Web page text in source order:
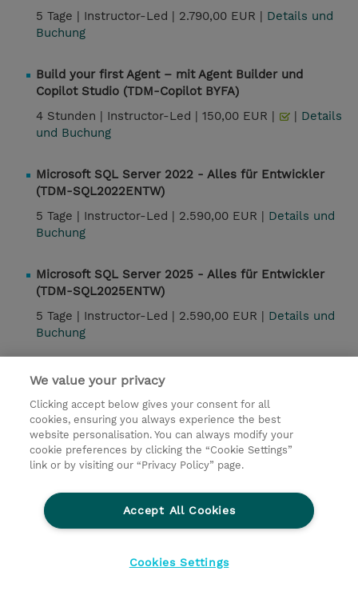
5 Tage | Instructor-Led | 2.790,00 EUR | Details und
Buchung
Build your first Agent – mit Agent Builder und
Copilot Studio (TDM-Copilot BYFA)
4 Stunden | Instructor-Led | 150,00 EUR | | Details
und Buchung
Microsoft SQL Server 2022 - Alles für Entwickler
(TDM-SQL2022ENTW)
5 Tage | Instructor-Led | 2.590,00 EUR | Details und
Buchung
Microsoft SQL Server 2025 - Alles für Entwickler
(TDM-SQL2025ENTW)
5 Tage | Instructor-Led | 2.590,00 EUR | Details und
Buchung
Microsoft SQL Server 2025 - Alles für
Administratoren (TDM-SQL2025ADM)
5 Tage |Instructor-Led | 2.590,00 EUR |Details und
Buchung
Microsoft 365 Copilot – Power User Schulung für
fortgeschrittene Anwender (TDM-Copilot-User)
4 Stunden |
Instructor-Led |150,00 EUR |
Details
und Buchung
We value your privacy
Clicking accept below gives your consent for all
cookies, ensuring you always experience the best
website personalisation. You can always modify your
cookie preferences by clicking the “Cookie Settings”
link or by visiting our “Privacy Policy” page.
Accept All Cookies
Cookies Settings